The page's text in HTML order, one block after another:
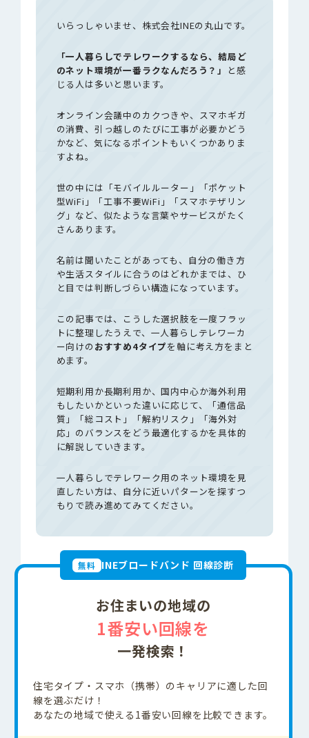
いらっしゃいませ、株式会社INEの丸山です。
「一人暮らしでテレワークするなら、結局ど
のネット環境が一番ラクなんだろう？」
と感
じる人は多いと思います。
オンライン会議中のカクつきや、スマホギガ
の消費、引っ越しのたびに工事が必要かどう
かなど、気になるポイントもいくつかありま
すよね。
世の中には「モバイルルーター」「ポケット
型WiFi」「工事不要WiFi」「スマホテザリン
グ」など、似たような言葉やサービスがたく
さんあります。
名前は聞いたことがあっても、自分の働き方
や生活スタイルに合うのはどれかまでは、ひ
と目では判断しづらい構造になっています。
この記事では、こうした選択肢を一度フラッ
トに整理したうえで、一人暮らしテレワーカ
ー向けの おすすめ4タイプを軸に考え方をまと
めます。
短期利用か長期利用か、国内中心か海外利用
もしたいかといった違いに応じて、「通信品
質」「総コスト」「解約リスク」「海外対
応」のバランスをどう最適化するかを具体的
に解説していきます。
一人暮らしでテレワーク用のネット環境を見
直したい方は、自分に近いパターンを探すつ
もりで読み進めてみてください。
無料 INEブロードバンド 回線診断
お住まいの地域の
1番安い回線を
一発検索！
住宅タイプ・スマホ（携帯）のキャリアに適した回
線を選ぶだけ！
あなたの地域で使える1番安い回線を比較できます。